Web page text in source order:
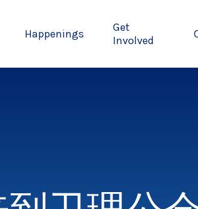
Happenings
Get
Involved